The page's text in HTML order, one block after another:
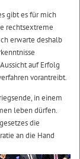
gibt es für mich
rechtsextreme
erwarte deshalb
auf Erfolg
vorantreibt.
in einem
leben dürfen.
die
an die Hand